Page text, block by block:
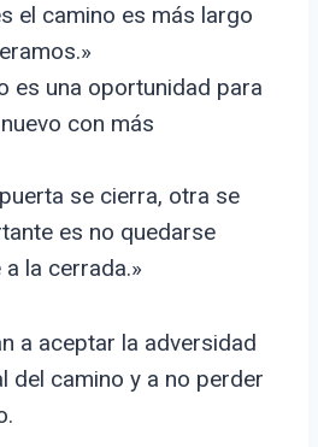
el camino es más largo
es una oportunidad para
con más
se cierra, otra se
es no quedarse
la cerrada.»
a aceptar la adversidad
del camino y a no perder